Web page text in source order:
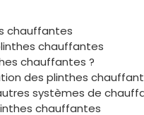
chauffantes
chauffantes
chauffantes ?
des plinthes
systèmes de
chauffantes